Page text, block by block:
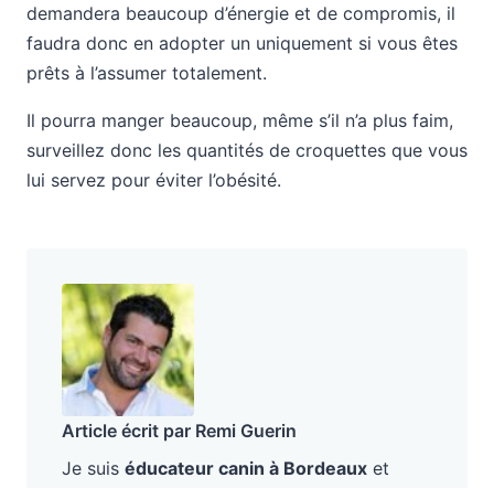
demandera beaucoup d’énergie et de compromis, il
faudra donc en adopter un uniquement si vous êtes
prêts à l’assumer totalement.
Il pourra manger beaucoup, même s’il n’a plus faim,
surveillez donc les quantités de croquettes que vous
lui servez pour éviter l’obésité.
Article écrit par Remi Guerin
Je suis éducateur canin à Bordeaux et